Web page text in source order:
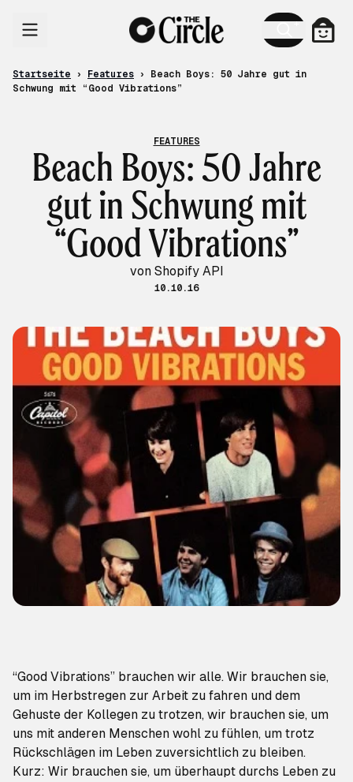
Startseite › Features ›
Beach Boys: 50 Jahre gut in
Schwung mit “Good Vibrations”
FEATURES
Beach Boys: 50 Jahre
gut in Schwung mit
“Good Vibrations”
von Shopify API
10.10.16
“Good Vibrations” brauchen wir alle. Wir brauchen sie,
um im Herbstregen zur Arbeit zu fahren und dem
Gehuste der Kollegen zu trotzen, wir brauchen sie, um
uns mit anderen Menschen wohl zu fühlen, um trotz
Rückschlägen im Leben zuversichtlich zu bleiben.
Kurz: Wir brauchen sie, um überhaupt durchs Leben zu